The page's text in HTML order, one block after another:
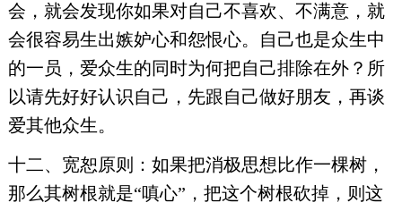
会，就会发现你如果对自己不喜欢、不满意，就
会很容易生出嫉妒心和怨恨心。自己也是众生中
的一员，爱众生的同时为何把自己排除在外？所
以请先好好认识自己，先跟自己做好朋友，再谈
爱其他众生。
十二、宽恕原则：如果把消极思想比作一棵树，
那么其树根就是“嗔心”，把这个树根砍掉，则这